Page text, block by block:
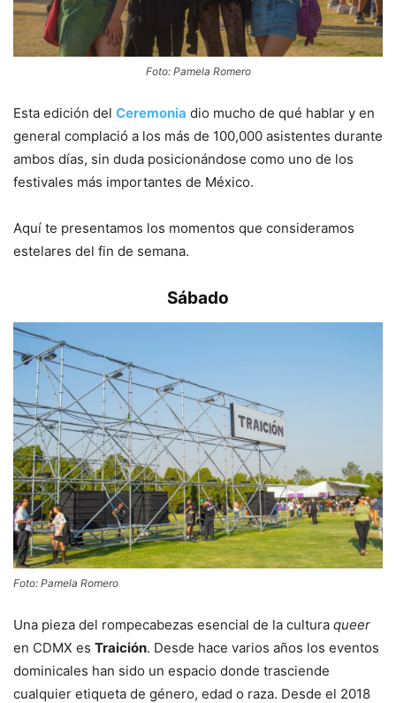
Foto: Pamela Romero
Esta edición del Ceremonia dio mucho de qué hablar y en
general complació a los más de 100,000 asistentes durante
ambos días, sin duda posicionándose como uno de los
festivales más importantes de México.
Aquí te presentamos los momentos que consideramos
estelares del fin de semana.
Sábado
Foto: Pamela Romero
Una pieza del rompecabezas esencial de la cultura queer
en CDMX es Traición. Desde hace varios años los eventos
dominicales han sido un espacio donde trasciende
cualquier etiqueta de género, edad o raza. Desde el 2018